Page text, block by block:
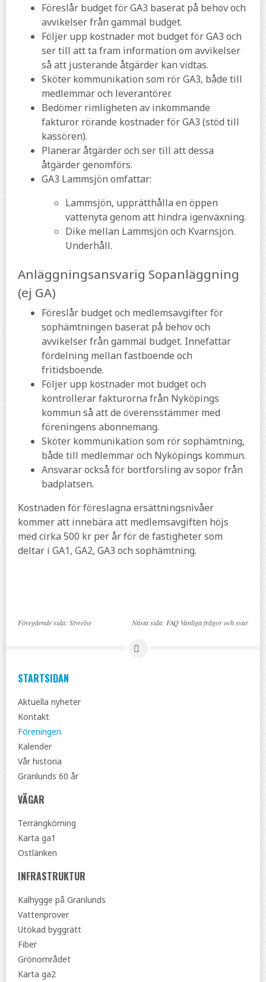
Föreslår budget för GA3 baserat på behov och
avvikelser från gammal budget.
Följer upp kostnader mot budget för GA3 och
ser till att ta fram information om avvikelser
så att justerande åtgärder kan vidtas.
Sköter kommunikation som rör GA3, både till
medlemmar och leverantörer.
Bedömer rimligheten av inkommande
fakturor rörande kostnader för GA3 (stöd till
kassören).
Planerar åtgärder och ser till att dessa
åtgärder genomförs.
GA3 Lammsjön omfattar:
Lammsjön, upprätthålla en öppen
vattenyta genom att hindra igenväxning.
Dike mellan Lammsjön och Kvarnsjön.
Underhåll.
Anläggningsansvarig Sopanläggning
(ej GA)
Föreslår budget och medlemsavgifter för
sophämtningen baserat på behov och
avvikelser från gammal budget. Innefattar
fördelning mellan fastboende och
fritidsboende.
Följer upp kostnader mot budget och
kontrollerar fakturorna från Nyköpings
kommun så att de överensstämmer med
föreningens abonnemang.
Sköter kommunikation som rör sophämtning,
både till medlemmar och Nyköpings kommun.
Ansvarar också för bortforsling av sopor från
badplatsen.
Kostnaden för föreslagna ersättningsnivåer
kommer att innebära att medlemsavgiften höjs
med cirka 500 kr per år för de fastigheter som
deltar i GA1, GA2, GA3 och sophämtning.
Föregående sida: Styrelse Nästa sida: FAQ Vanliga frågor och svar
STARTSIDAN
Aktuella nyheter
Kontakt
Föreningen
Kalender
Vår historia
Granlunds 60 år
VÄGAR
Terrängkörning
Karta ga1
Ostlänken
INFRASTRUKTUR
Kalhygge på Granlunds
Vattenprover
Utökad byggrätt
Fiber
Grönområdet
Karta ga2